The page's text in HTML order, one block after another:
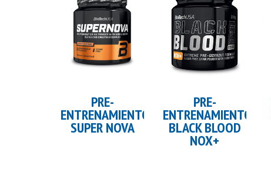
PRE-
ENTRENAMIENTO
SUPER NOVA
PRE-
ENTRENAMIENTO
BLACK BLOOD
NOX+